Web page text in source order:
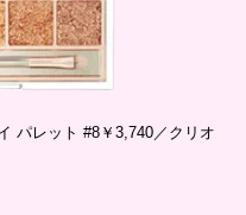
パレット #8￥3,740／クリオ